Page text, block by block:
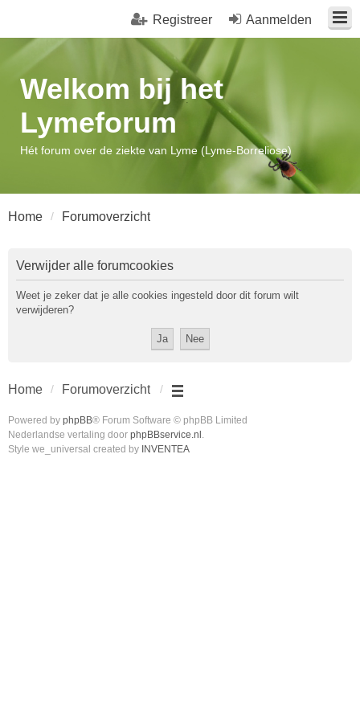
Aanmelden
Registreer
Welkom bij het
Lymeforum
Hét forum over de ziekte van Lyme (Lyme-Borreliose)
Home Forumoverzicht
Verwijder alle forumcookies
Weet je zeker dat je alle cookies ingesteld door dit forum wilt
verwijderen?
Home Forumoverzicht
Powered by phpBB® Forum Software © phpBB Limited
Nederlandse vertaling door phpBBservice.nl .
Style we_universal created by INVENTEA